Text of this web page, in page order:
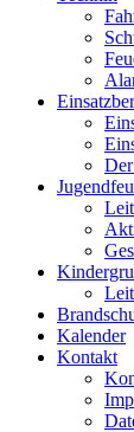
Kalender
Kontakt